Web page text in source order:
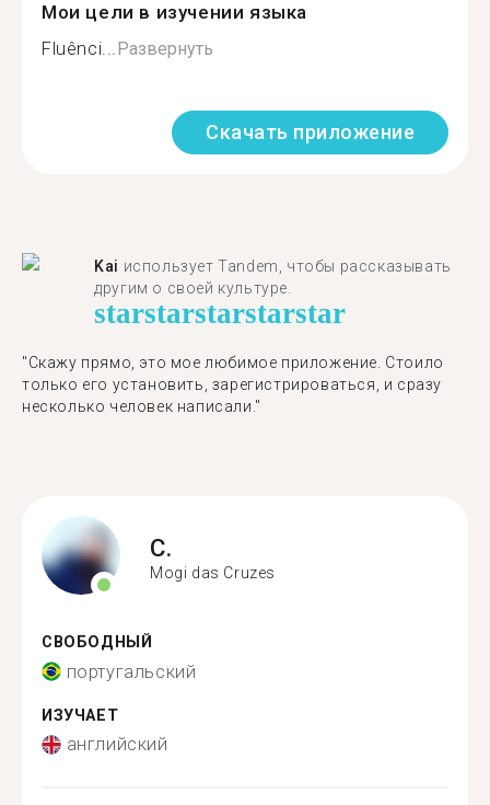
Мои цели в изучении языка
Fluênci...Развернуть
Скачать приложение
Kai использует Tandem, чтобы рассказывать
другим о своей культуре.
starstarstarstarstar
"Скажу прямо, это мое любимое приложение. Стоило
только его установить, зарегистрироваться, и сразу
несколько человек написали."
C.
Mogi das Cruzes
СВОБОДНЫЙ
португальский
ИЗУЧАЕТ
английский